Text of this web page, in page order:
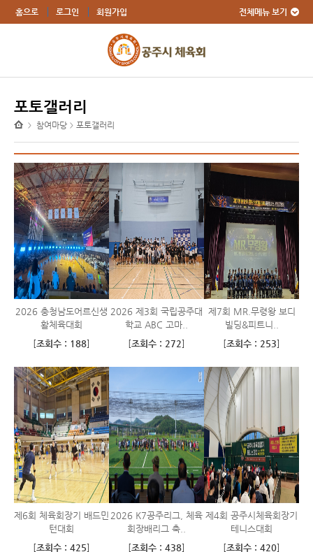
홈으로 로그인 회원가입 전체메뉴 보기
포토갤러리
> 참여마당 > 포토갤러리
2026 충청남도어르신생
활체육대회
[조회수 : 188]
2026 제3회 국립공주대
학교 ABC 고마..
[조회수 : 272]
제7회 MR.무령왕 보디
빌딩&피트니..
[조회수 : 253]
제6회 체육회장기 배드민
턴대회
[조회수 : 425]
2026 K7공주리그, 체육
회장배리그 축..
[조회수 : 438]
제4회 공주시체육회장기
테니스대회
[조회수 : 420]